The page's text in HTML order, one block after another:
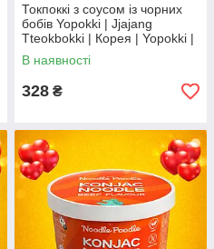
Токпоккі з соусом із чорних
бобів Yopokki | Jjajang
Tteokbokki | Корея | Yopokki |
120 г Ч
В наявності
328 ₴